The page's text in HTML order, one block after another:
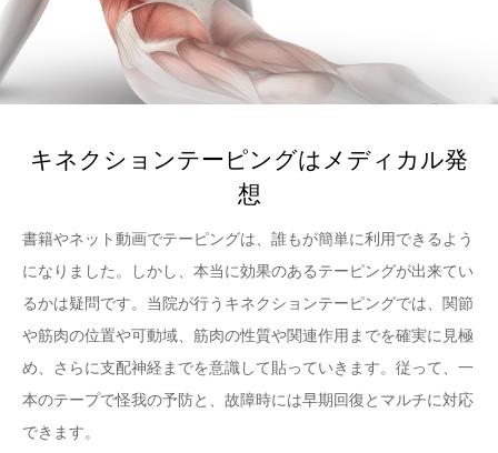
キネクションテーピングはメディカル発
想
書籍やネット動画でテーピングは、誰もが簡単に利用できるよう
になりました。しかし、本当に効果のあるテーピングが出来てい
るかは疑問です。当院が行うキネクションテーピングでは、関節
や筋肉の位置や可動域、筋肉の性質や関連作用までを確実に見極
め、さらに支配神経までを意識して貼っていきます。従って、一
本のテープで怪我の予防と、故障時には早期回復とマルチに対応
できます。
アクセス
ブログ